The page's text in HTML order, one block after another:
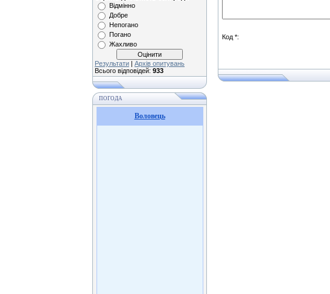
Відмінно
Добре
Непогано
Погано
Жахливо
Результати | Архів опитувань
Всього відповідей: 933
ПОГОДА
Воловець
Код *: